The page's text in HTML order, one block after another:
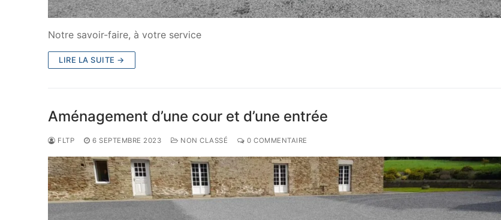
Notre savoir-faire, à votre service
LIRE LA SUITE →
Aménagement d’une cour et d’une entrée
FLTP 6 SEPTEMBRE 2023 NON CLASSÉ 0 COMMENTAIRE